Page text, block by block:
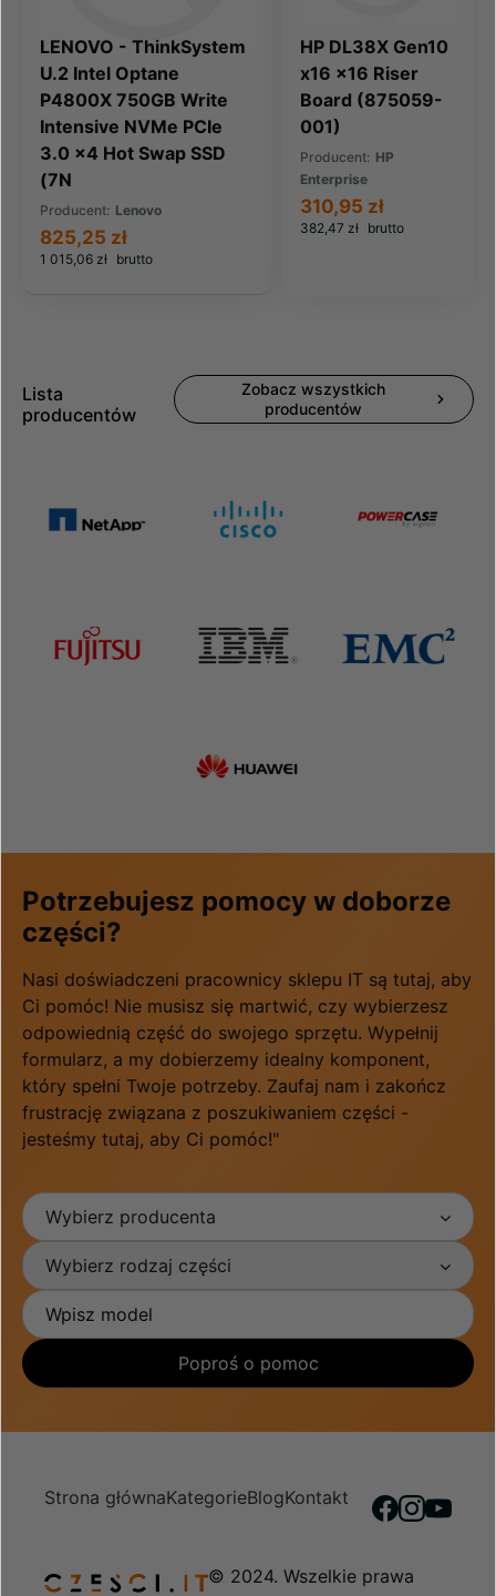
LENOVO - ThinkSystem
U.2 Intel Optane
P4800X 750GB Write
Intensive NVMe PCIe
3.0 x4 Hot Swap SSD
(7N
Producent: Lenovo
1 015,06 zł brutto
825,25 zł
HP DL38X Gen10
x16 x16 Riser
Board (875059-
001)
Producent: HP
Enterprise
382,47 zł brutto
310,95 zł
Lista
producentów
Zobacz wszystkich
producentów
Potrzebujesz pomocy w doborze
części?
Nasi doświadczeni pracownicy sklepu IT są tutaj, aby
Ci pomóc! Nie musisz się martwić, czy wybierzesz
odpowiednią część do swojego sprzętu. Wypełnij
formularz, a my dobierzemy idealny komponent,
który spełni Twoje potrzeby. Zaufaj nam i zakończ
frustrację związana z poszukiwaniem części -
jesteśmy tutaj, aby Ci pomóc!"
Wybierz producenta
Wybierz rodzaj części
Poproś o pomoc
Strona głównaKategorieBlogKontakt
© 2024. Wszelkie prawa